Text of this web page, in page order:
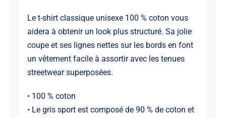
Le t-shirt classique unisexe 100 % coton vous
aidera à obtenir un look plus structuré. Sa jolie
coupe et ses lignes nettes sur les bords en font
un vêtement facile à assortir avec les tenues
streetwear superposées.
• 100 % coton
• Le gris sport est composé de 90 % de coton et